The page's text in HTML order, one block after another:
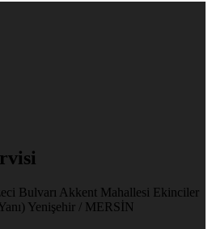
Bulvarı Akkent Mahallesi Ekinciler
Yenişehir / MERSİN